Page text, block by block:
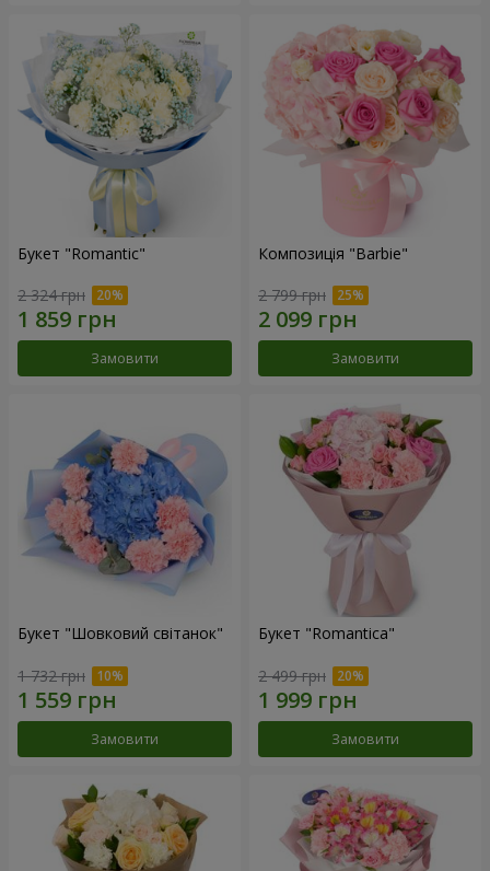
Букет "Romantic"
2 324 грн
Замовити
Композиція "Barbie"
2 799 грн
Замовити
Букет "Шовковий світанок"
1 732 грн
Замовити
Букет "Romantica"
2 499 грн
Замовити